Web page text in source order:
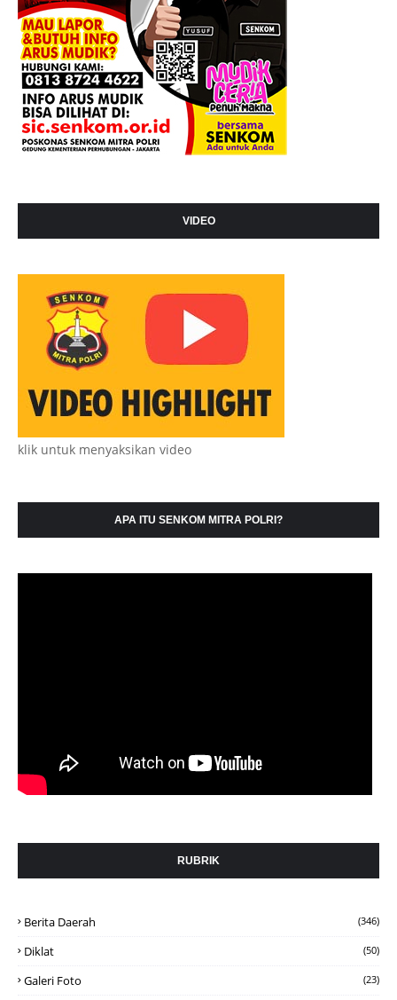
VIDEO
klik untuk menyaksikan video
APA ITU SENKOM MITRA POLRI?
RUBRIK
Berita Daerah (346)
Diklat (50)
Galeri Foto (23)